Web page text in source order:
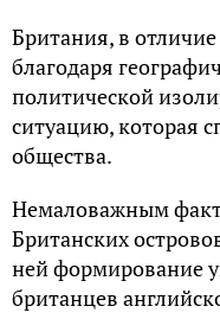
Британия, в
благодаря
политической
ситуацию, которая
общества.
Немаловажным
Британских
ней формирование
британцев